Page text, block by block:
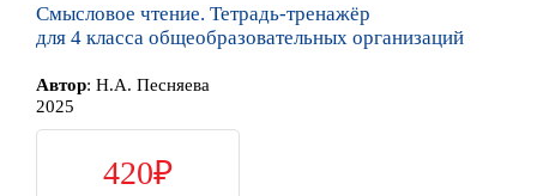
Смысловое чтение. Тетрадь-тренажёр
для 4 класса общеобразовательных организаций
Автор: Н.А. Песняева
2025
420